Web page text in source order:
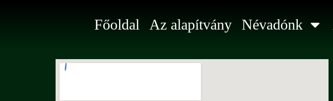
Főoldal Az alapítvány Névadónk